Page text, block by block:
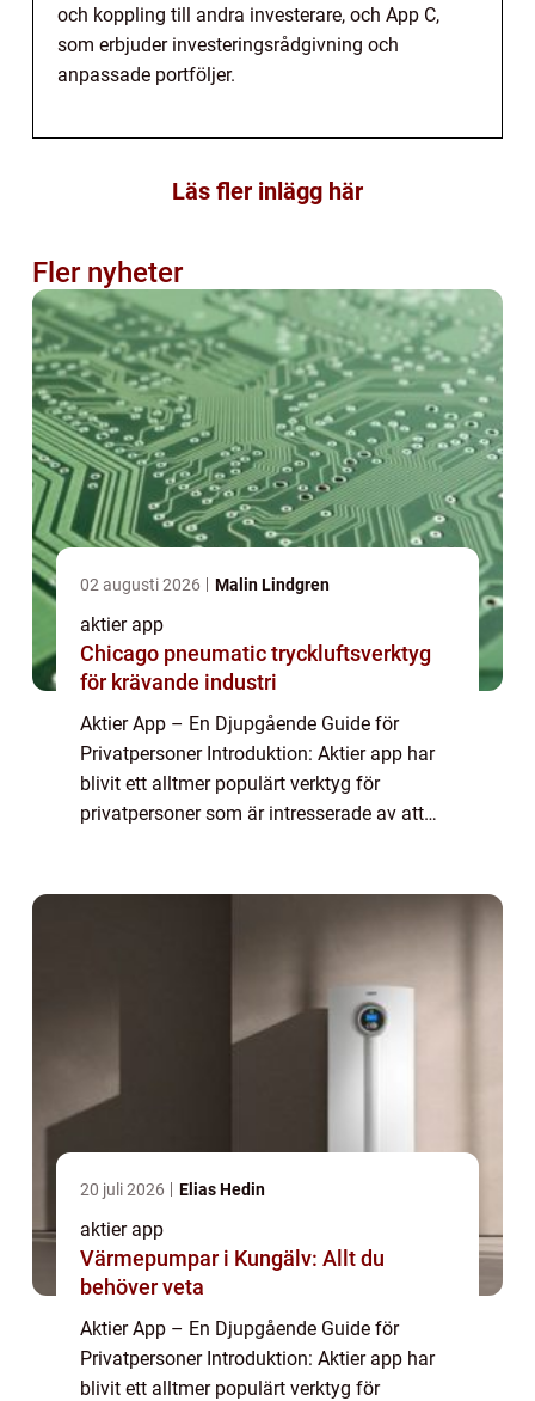
och koppling till andra investerare, och App C,
som erbjuder investeringsrådgivning och
anpassade portföljer.
Läs fler inlägg här
Fler nyheter
02 augusti 2026 Malin Lindgren
aktier app
Chicago pneumatic tryckluftsverktyg
för krävande industri
Aktier App – En Djupgående Guide för
Privatpersoner Introduktion: Aktier app har
blivit ett alltmer populärt verktyg för
privatpersoner som är intresserade av att
20 juli 2026 Elias Hedin
aktier app
Värmepumpar i Kungälv: Allt du
behöver veta
Aktier App – En Djupgående Guide för
Privatpersoner Introduktion: Aktier app har
blivit ett alltmer populärt verktyg för